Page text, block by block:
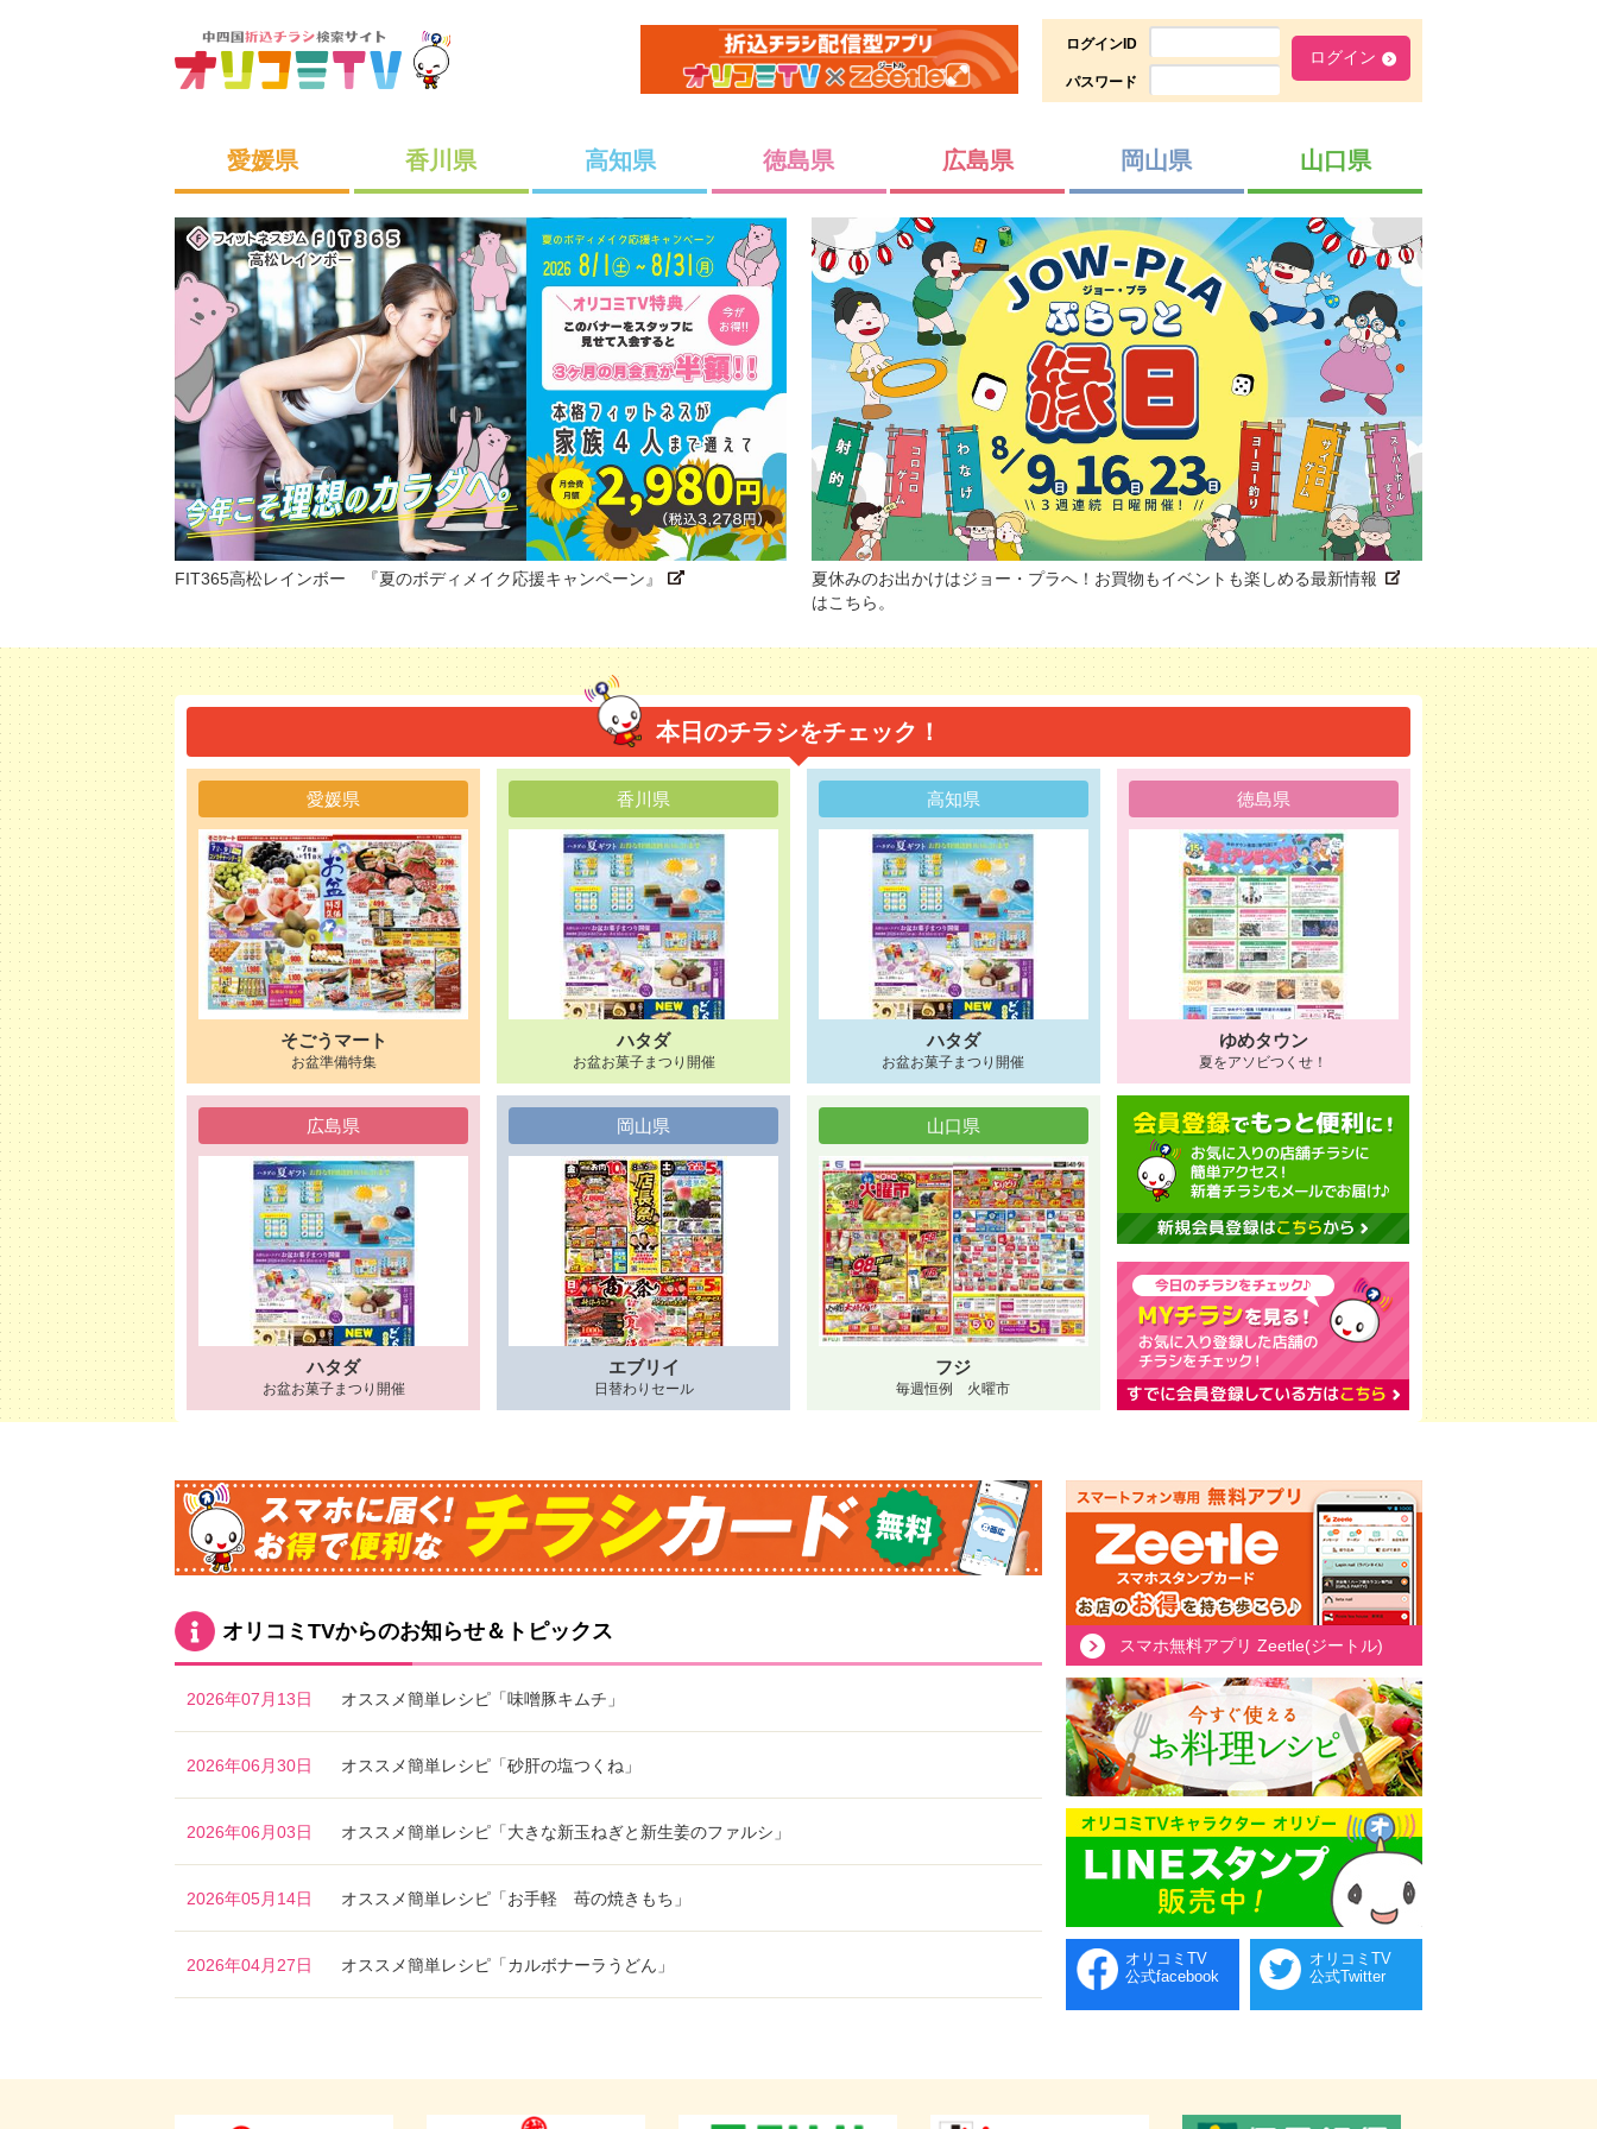
ログインID
パスワード
愛媛県 香川県 高知県 徳島県 広島県 岡山県 山口県
FIT365高松レインボー 『夏のボディメイク応援キャンペーン』
夏休みのお出かけはジョー・プラへ！お買物もイベントも楽しめる最新情報
はこちら。
本日のチラシをチェック！
愛媛県
そごうマート
お盆準備特集
香川県
ハタダ
お盆お菓子まつり開催
高知県
ハタダ
お盆お菓子まつり開催
徳島県
ゆめタウン
夏をアソビつくせ！
広島県
ハタダ
お盆お菓子まつり開催
岡山県
エブリイ
日替わりセール
山口県
フジ
毎週恒例 火曜市
オリコミTVからのお知らせ＆トピックス
2026年07月13日 オススメ簡単レシピ「味噌豚キムチ」
2026年06月30日 オススメ簡単レシピ「砂肝の塩つくね」
2026年06月03日 オススメ簡単レシピ「大きな新玉ねぎと新生姜のファルシ」
2026年05月14日 オススメ簡単レシピ「お手軽 苺の焼きもち」
2026年04月27日 オススメ簡単レシピ「カルボナーラうどん」
スマホ無料アプリ Zeetle(ジートル)
オリコミTV
公式facebook
オリコミTV
公式Twitter